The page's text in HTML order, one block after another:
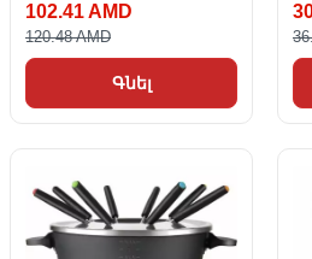
102.41 AMD
120.48 AMD
Գնել